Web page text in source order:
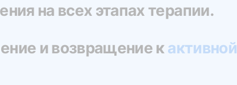
на всех этапах терапии.
и возвращение кактивной